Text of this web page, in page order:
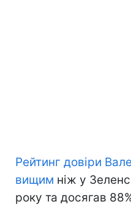
Рейтинг довіри
вищим ніж у
року та досягав